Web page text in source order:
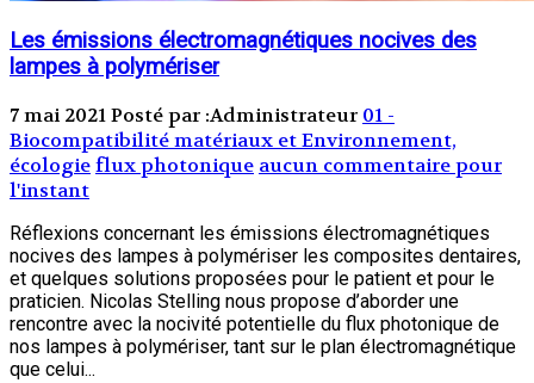
Les émissions électromagnétiques nocives des
lampes à polymériser
7 mai 2021Posté par :Administrateur 01 -
Biocompatibilité matériaux et Environnement,
écologieflux photonique aucun commentaire pour
l'instant
Réflexions concernant les émissions électromagnétiques
nocives des lampes à polymériser les composites dentaires,
et quelques solutions proposées pour le patient et pour le
praticien. Nicolas Stelling nous propose d’aborder une
rencontre avec la nocivité potentielle du flux photonique de
nos lampes à polymériser, tant sur le plan électromagnétique
que celui...